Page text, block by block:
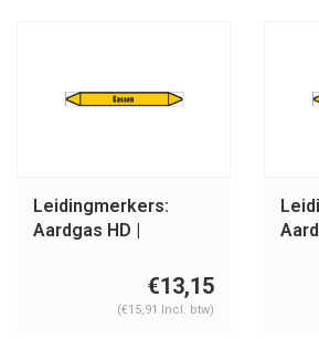
Leidingmerkers:
Aardgas HD |
€13,15
(€15,91 Incl. btw)